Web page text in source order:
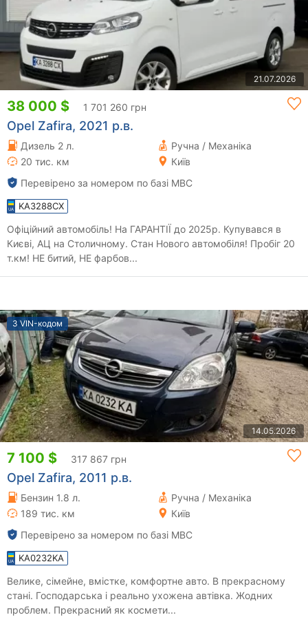
21.07.2026
38 000 $ 1 701 260 грн
Opel Zafira, 2021 р.в.
Дизель 2 л.
Ручна / Механіка
20 тис. км
Київ
Перевірено за номером по базі МВС
KA3288CX
Офіційний автомобіль! На ГАРАНТІЇ до 2025р. Купувався в
Києві, АЦ на Столичному. Стан Нового автомобіля! Пробіг 20
т.км! НЕ битий, НЕ фарбов...
З VIN-кодом
14.05.2026
7 100 $ 317 867 грн
Opel Zafira, 2011 р.в.
Бензин 1.8 л.
Ручна / Механіка
189 тис. км
Київ
Перевірено за номером по базі МВС
KA0232KA
Велике, сімейне, вмістке, комфортне авто. В прекрасному
стані. Господарська і реально ухожена автівка. Жодних
проблем. Прекрасний як космети...